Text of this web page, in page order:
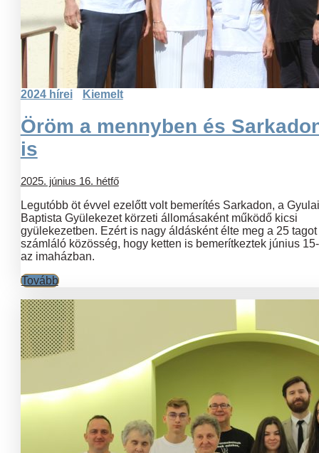
2024 hírei Kiemelt
Öröm a mennyben és
is
2025. június 16. hétfő
Legutóbb öt évvel ezelőtt volt bemerítés Sarkadon, a Gyulai
Baptista Gyülekezet körzeti állomásaként működő kicsi
gyülekezetben. Ezért is nagy áldásként élte meg a 25 tagot
számláló közösség, hogy ketten is bemerítkeztek június
az imaházban.
Tovább